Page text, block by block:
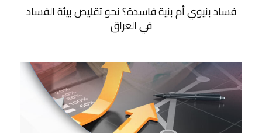
فساد بنيوي أم بنية فاسدة؟ نحو تقليص بيئة الفساد
في العراق